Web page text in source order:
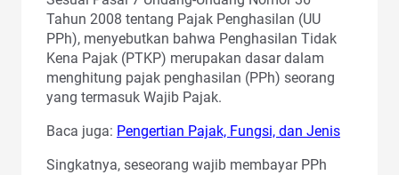
Tahun 2008 tentang Pajak Penghasilan (UU
PPh), menyebutkan bahwa Penghasilan Tidak
Kena Pajak (PTKP) merupakan dasar dalam
menghitung pajak penghasilan (PPh) seorang
yang termasuk Wajib Pajak.
Baca juga: Pengertian Pajak, Fungsi, dan Jenis
Singkatnya, seseorang wajib membayar PPh